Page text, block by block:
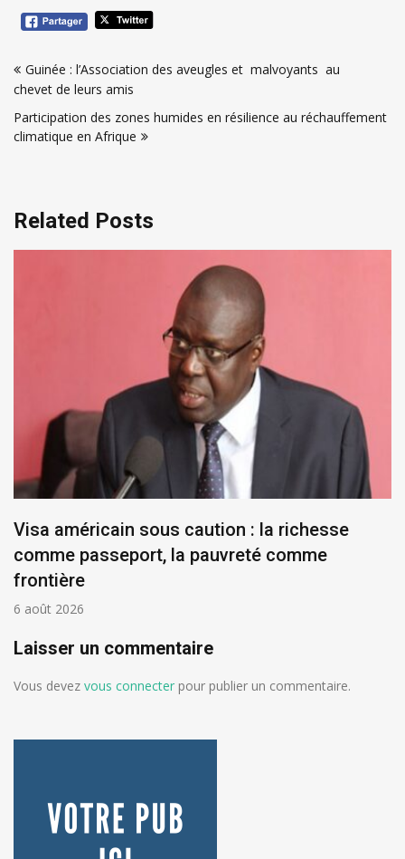
de
l’article
Guinée : l’Association des aveugles et malvoyants au
chevet de leurs amis
Participation des zones humides en résilience au réchauffement
climatique en Afrique
Related Posts
Visa américain sous caution : la richesse
comme passeport, la pauvreté comme
frontière
6 août 2026
Laisser un commentaire
Vous devez vous connecter pour publier un commentaire.